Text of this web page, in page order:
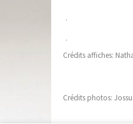
Crédits affiches:
Crédits photos: